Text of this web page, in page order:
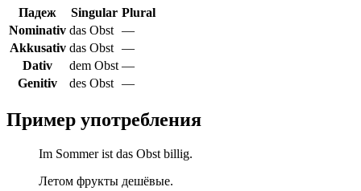
Падеж Singular Plural
Nominativ das Obst —
Akkusativ das Obst —
Dativ
dem Obst —
Genitiv
des Obst —
Пример употребления
Im Sommer ist das Obst billig.
Летом фрукты дешёвые.